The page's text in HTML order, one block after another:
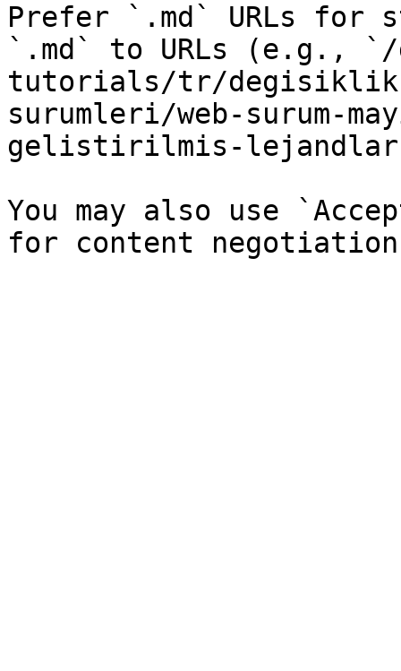
Prefer `.md` URLs for
`.md` to URLs (e.g., `/
tutorials/tr/degisiklik-
surumleri/web-surum-
gelistirilmis-
You may also use